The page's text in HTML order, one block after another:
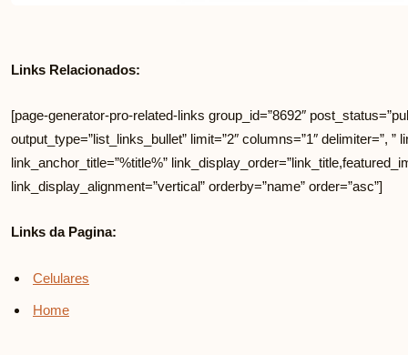
Links Relacionados:
[page-generator-pro-related-links group_id=”8692″
output_type=”list_links_bullet” limit=”2″ columns=”1″ delimiter=”, ”
link_anchor_title=”%title%”
link_display_alignment=”vertical” orderby=”name” order=”asc”]
Links da Pagina:
Celulares
Home